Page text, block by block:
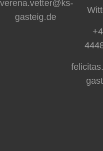
verena.vetter@ks-
gasteig.de